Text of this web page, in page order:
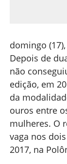
domingo
Depois de
não
edição, em
da
ouros entre
mulheres. O
vaga nos
2017, na